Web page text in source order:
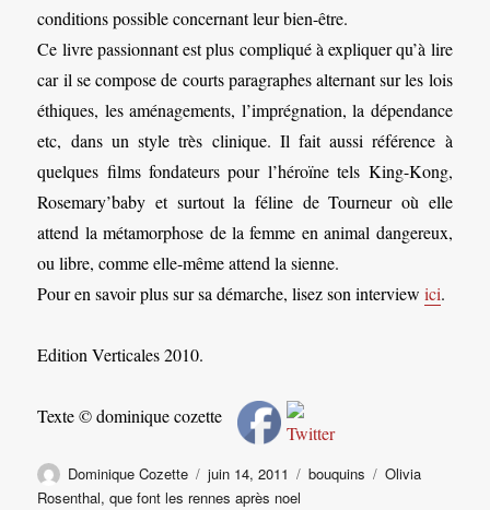
conditions possible concernant leur bien-être.
Ce livre passionnant est plus compliqué à expliquer qu’à lire
car il se compose de courts paragraphes alternant sur les lois
éthiques, les aménagements, l’imprégnation, la dépendance
etc, dans un style très clinique. Il fait aussi référence à
quelques films fondateurs pour l’héroïne tels King-Kong,
Rosemary’baby et surtout la féline de Tourneur où elle
attend la métamorphose de la femme en animal dangereux,
ou libre, comme elle-même attend la sienne.
Pour en savoir plus sur sa démarche, lisez son interviewici.
Edition Verticales 2010.
Texte © dominique cozette
Auteur
Dominique Cozette
Publié
le
juin 14, 2011 Catégories
bouquins Étiquettes
Olivia
Rosenthal,que font les rennes après noel